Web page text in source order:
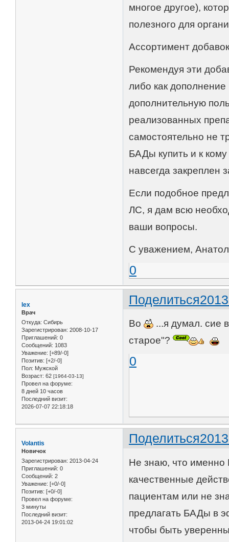
многое другое),
полезного для
Ассортимент
Рекомендуя эти
либо как
дополнительную
реализованных
самостоятельно не
БАДы купить и к
навсегда закреплен
Если подобное
ЛС, я дам всю
ваши вопросы.
С уважением,
0
Поделиться
lex
Врач
Откуда: Сибирь
Зарегистрирован: 2008-10-17
Приглашений: 0
Сообщений: 1083
Уважение: [+89/-0]
Позитив: [+2/-0]
Пол: Мужской
Возраст: 62 [1964-03-13]
Провел на форуме:
8 дней 10 часов
Последний визит:
2026-07-07 22:18:18
Во
...я думал. сие
старое"?
0
Поделиться
Volantis
Новичок
Зарегистрирован: 2013-04-24
Приглашений: 0
Сообщений: 2
Уважение: [+0/-0]
Позитив: [+0/-0]
Провел на форуме:
3 минуты
Последний визит:
2013-04-24 19:01:02
Не знаю, что именно
качественные
пациентам или не
предлагать БАДы в
чтобы быть